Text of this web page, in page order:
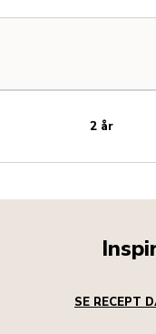
2 år
SE RECEPT